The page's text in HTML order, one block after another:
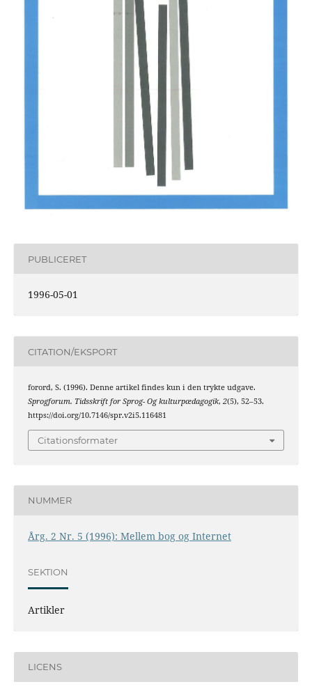
PUBLICERET
1996-05-01
CITATION/EKSPORT
forord, S. (1996). Denne artikel findes kun i den trykte udgave.
Sprogforum. Tidsskrift for Sprog- Og kulturpædagogik, 2(5), 52–53.
https://doi.org/10.7146/spr.v2i5.116481
Citationsformater
NUMMER
Årg. 2 Nr. 5 (1996): Mellem bog og Internet
SEKTION
Artikler
LICENS